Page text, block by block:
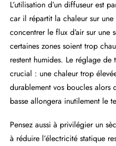
L’utilisation d’un diffuseur est
car il répartit la chaleur sur une
concentrer le flux d’air sur une
certaines zones soient trop
restent humides. Le réglage de
crucial : une chaleur trop
durablement vos boucles alors
basse allongera inutilement le
Pensez aussi à privilégier un
à réduire l’électricité statique